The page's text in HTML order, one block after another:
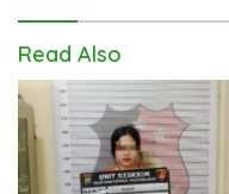
Read Also